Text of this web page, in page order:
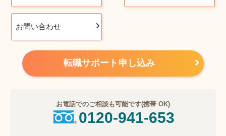
お問い合わせ
転職サポート申し込み
お電話でのご相談も可能です(携帯 OK)
0120-941-653